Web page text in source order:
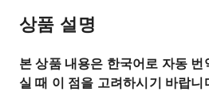
상품 설명
본 상품 내용은 한국어로 자동
실 때 이 점을 고려하시기 바랍니